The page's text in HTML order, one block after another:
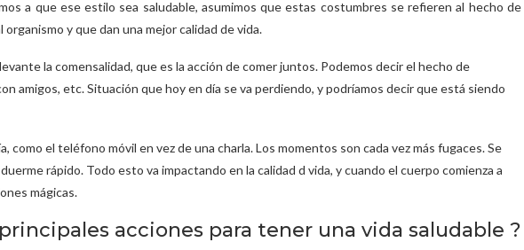
a que ese estilo sea saludable, asumimos que estas costumbres se refieren al hecho de
y que dan una mejor calidad de vida.
la comensalidad, que es la acción de comer juntos. Podemos decir el hecho de
amigos, etc. Situación que hoy en día se va perdiendo, y podríamos decir que está siendo
como el teléfono móvil en vez de una charla. Los momentos son cada vez más fugaces. Se
rápido. Todo esto va impactando en la calidad d vida, y cuando el cuerpo comienza a
mágicas.
acciones para tener una vida saludable ?